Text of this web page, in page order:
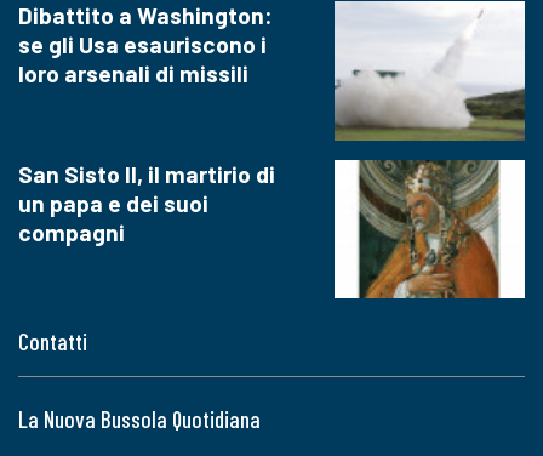
Contatti
La Nuova Bussola Quotidiana
Dibattito a Washington:
se gli Usa esauriscono i
loro arsenali di missili
San Sisto II, il martirio di
un papa e dei suoi
compagni